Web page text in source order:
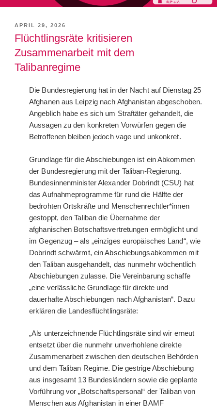
VERÖFFENTLICHT
AM
APRIL 29, 2026
Flüchtlingsräte kritisieren
Zusammenarbeit mit dem
Talibanregime
Die Bundesregierung hat in der Nacht auf Dienstag 25
Afghanen aus Leipzig nach Afghanistan abgeschoben.
Angeblich habe es sich um Straftäter gehandelt, die
Aussagen zu den konkreten Vorwürfen gegen die
Betroffenen bleiben jedoch vage und unkonkret.
Grundlage für die Abschiebungen ist ein Abkommen
der Bundesregierung mit der Taliban-Regierung.
Bundesinnenminister Alexander Dobrindt (CSU) hat
das Aufnahmeprogramme für rund die Hälfte der
bedrohten Ortskräfte und Menschenrechtler*innen
gestoppt, den Taliban die Übernahme der
afghanischen Botschaftsvertretungen ermöglicht und
im Gegenzug – als „einziges europäisches Land“, wie
Dobrindt schwärmt, ein Abschiebungsabkommen mit
den Taliban ausgehandelt, das nunmehr wöchentlich
Abschiebungen zulasse. Die Vereinbarung schaffe
„eine verlässliche Grundlage für direkte und
dauerhafte Abschiebungen nach Afghanistan“. Dazu
erklären die Landesflüchtlingsräte:
„Als unterzeichnende Flüchtlingsräte sind wir erneut
entsetzt über die nunmehr unverhohlene direkte
Zusammenarbeit zwischen den deutschen Behörden
und dem Taliban Regime. Die gestrige Abschiebung
aus insgesamt 13 Bundesländern sowie die geplante
Vorführung vor „Botschaftspersonal“ der Taliban von
Menschen aus Afghanistan in einer BAMF